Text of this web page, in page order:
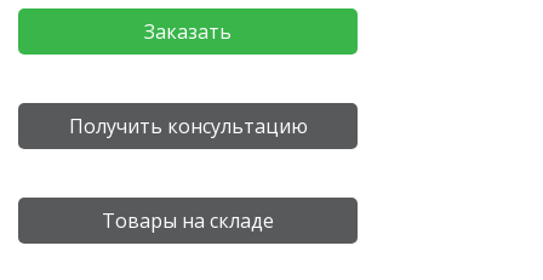
Заказать
Получить консультацию
Товары на складе